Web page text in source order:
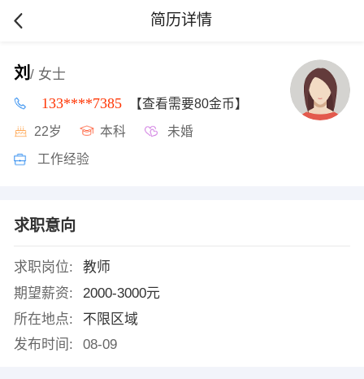
简历详情
刘 / 女士
133****7385 【查看需要80金币】
22岁 本科 未婚
工作经验
求职意向
求职岗位:
教师
期望薪资:
2000-3000元
所在地点:
不限区域
发布时间:
08-09